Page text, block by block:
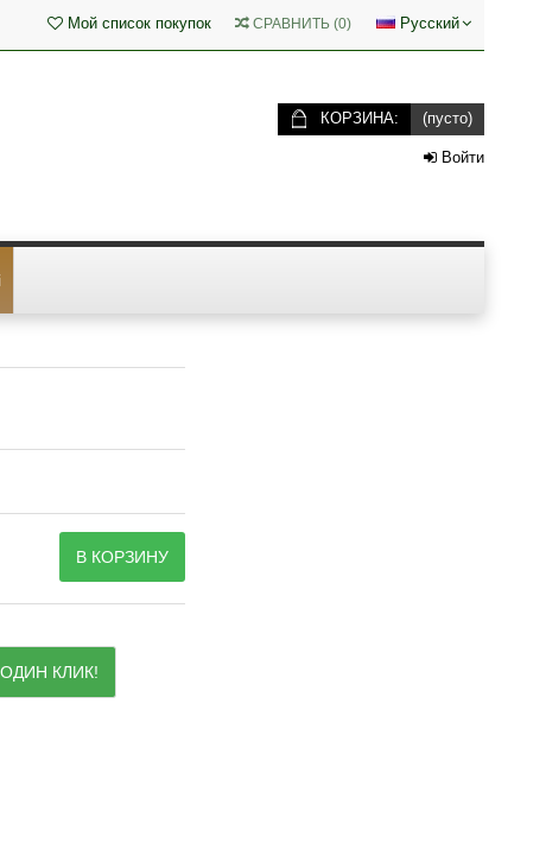
Русский
СРАВНИТЬ (0)
Мой список покупок
КОРЗИНА: (пусто)
Войти
В КОРЗИНУ
КЛИК!